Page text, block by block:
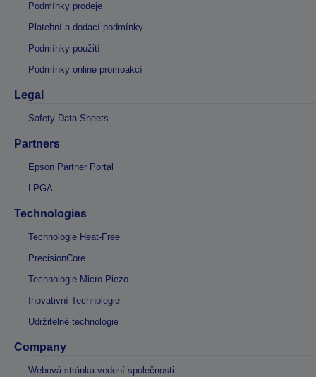
Podmínky prodeje
Platební a dodací podmínky
Podmínky použití
Podmínky online promoakcí
Legal
Safety Data Sheets
Partners
Epson Partner Portal
LPGA
Technologies
Technologie Heat-Free
PrecisionCore
Technologie Micro Piezo
Inovativní Technologie
Udržitelné technologie
Company
Webová stránka vedení společnosti